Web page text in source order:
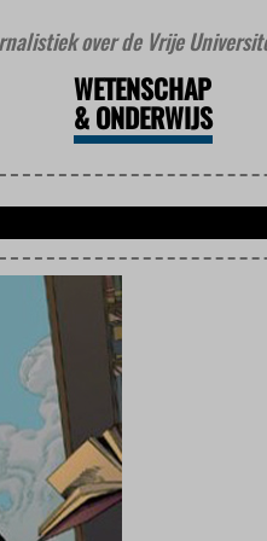
over de Vrije
WETENSCHAP
&ONDERWIJS